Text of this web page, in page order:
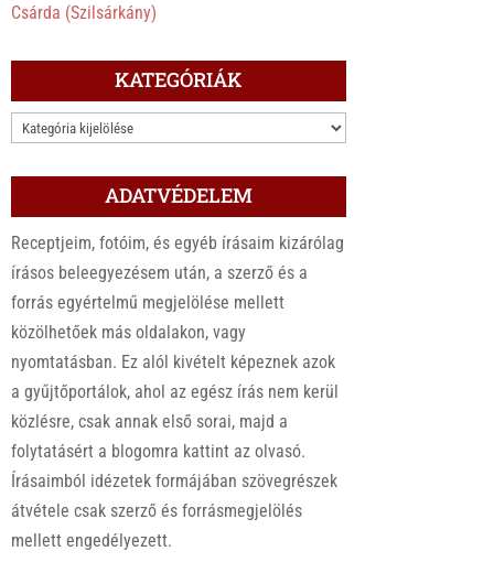
Csárda (Szilsárkány)
KATEGÓRIÁK
KATEGÓRIÁK
ADATVÉDELEM
Receptjeim, fotóim, és egyéb írásaim kizárólag
írásos beleegyezésem után, a szerző és a
forrás egyértelmű megjelölése mellett
közölhetőek más oldalakon, vagy
nyomtatásban. Ez alól kivételt képeznek azok
a gyűjtőportálok, ahol az egész írás nem kerül
közlésre, csak annak első sorai, majd a
folytatásért a blogomra kattint az olvasó.
Írásaimból idézetek formájában szövegrészek
átvétele csak szerző és forrásmegjelölés
mellett engedélyezett.